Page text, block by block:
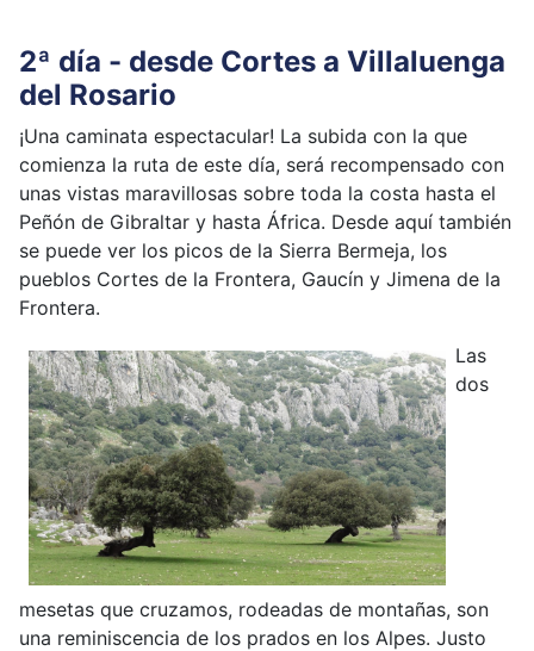
2ª día - desde Cortes a Villaluenga
del Rosario
¡Una caminata espectacular! La subida con la que
comienza la ruta de este día, será recompensado con
unas vistas maravillosas sobre toda la costa hasta el
Peñón de Gibraltar y hasta África. Desde aquí también
se puede ver los picos de la Sierra Bermeja, los
pueblos Cortes de la Frontera, Gaucín y Jimena de la
Frontera.
Las
dos
mesetas que cruzamos, rodeadas de montañas, son
una reminiscencia de los prados en los Alpes. Justo